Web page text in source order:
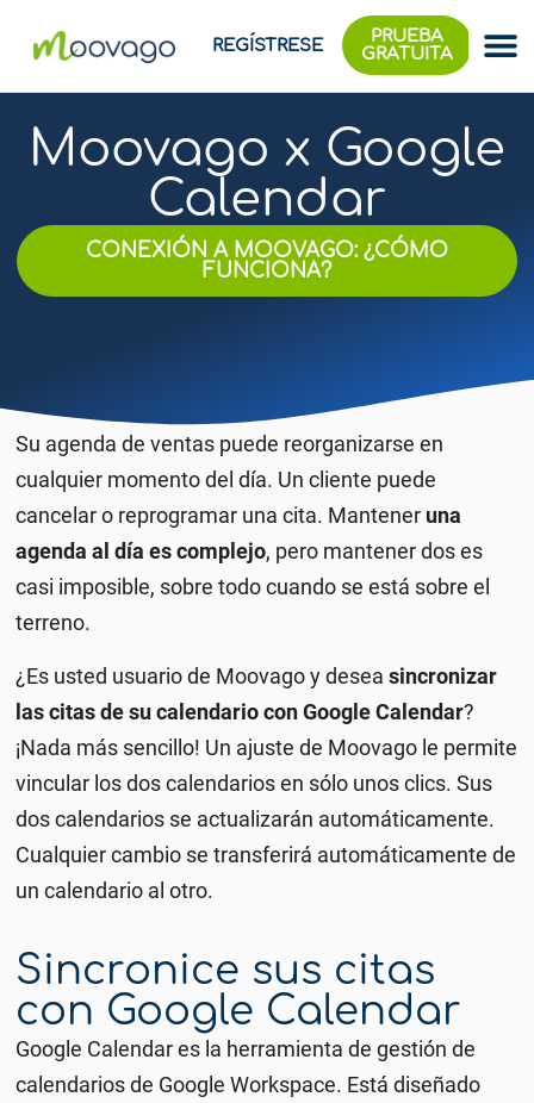
REGÍSTRESE
PRUEBA
GRATUITA
Moovago x Google
Calendar
CONEXIÓN A MOOVAGO: ¿CÓMO
FUNCIONA?
Su agenda de ventas puede reorganizarse en
cualquier momento del día. Un cliente puede
cancelar o reprogramar una cita. Mantener una
agenda al día es complejo, pero mantener dos es
casi imposible, sobre todo cuando se está sobre el
terreno.
¿Es usted usuario de Moovago y deseasincronizar
las citas de su calendario con Google Calendar?
¡Nada más sencillo! Un ajuste de Moovago le permite
vincular los dos calendarios en sólo unos clics. Sus
dos calendarios se actualizarán automáticamente.
Cualquier cambio se transferirá automáticamente de
un calendario al otro.
Sincronice sus citas
con Google Calendar
Google Calendar es la herramienta de gestión de
calendarios de Google Workspace. Está diseñado